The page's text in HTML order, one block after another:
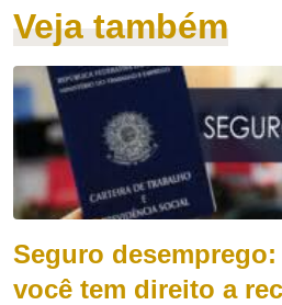
Veja também
Seguro desemprego:
você tem direito a